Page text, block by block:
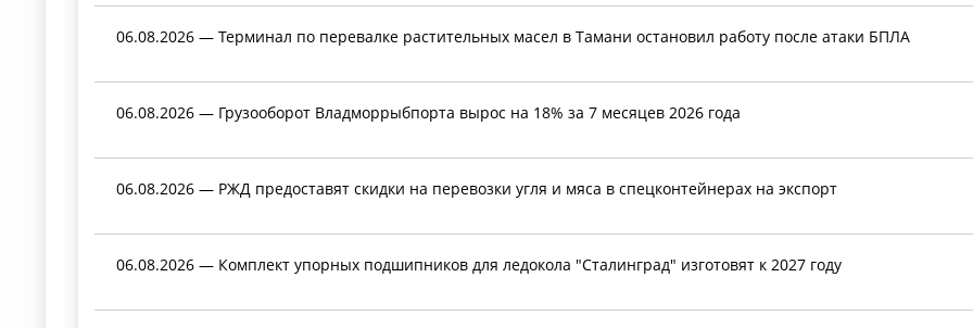
06.08.2026 — Терминал по перевалке растительных масел в Тамани остановил работу после атаки БПЛА
06.08.2026 — Грузооборот Владморрыбпорта вырос на 18% за 7 месяцев 2026 года
06.08.2026 — РЖД предоставят скидки на перевозки угля и мяса в спецконтейнерах на экспорт
06.08.2026 — Комплект упорных подшипников для ледокола "Сталинград" изготовят к 2027 году